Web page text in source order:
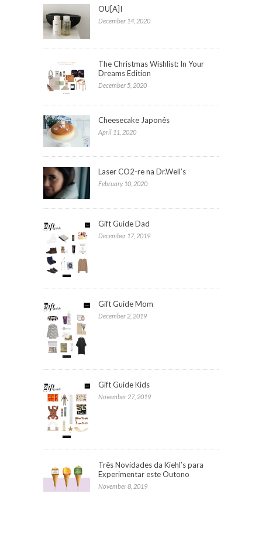
OU[A]I
December 14, 2020
The Christmas Wishlist: In Your
Dreams Edition
December 5, 2020
Cheesecake Japonês
April 11, 2020
Laser CO2-re na Dr.Well’s
February 10, 2020
Gift Guide Dad
December 17, 2019
Gift Guide Mom
December 2, 2019
Gift Guide Kids
November 27, 2019
Três Novidades da Kiehl’s para
Experimentar este Outono
November 8, 2019